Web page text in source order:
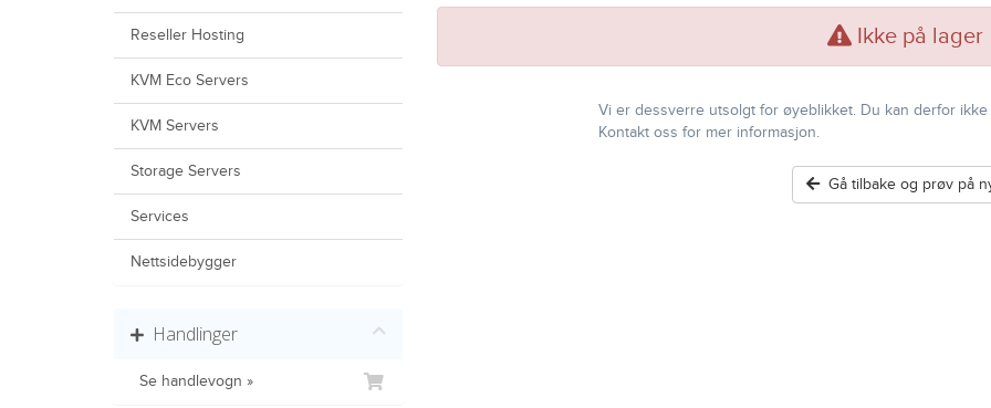
Reseller Hosting
KVM Eco Servers
KVM Servers
Storage Servers
Services
Nettsidebygger
Handlinger
Se handlevogn »
Ikke på lager
Vi er dessverre utsolgt for øyeblikket. Du kan derfor
Kontakt oss for mer informasjon.
Gå tilbake og prøv på